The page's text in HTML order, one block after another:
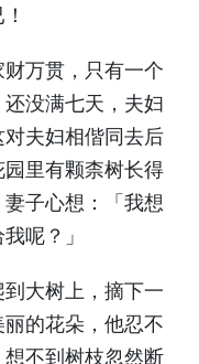
万贯，只有一个
没满七天，夫妇
夫妇相偕同去后
里有颗柰树长得
子心想：「我想
呢？」
大树上，摘下一
的花朵，他忍不
不到树枝忽然断